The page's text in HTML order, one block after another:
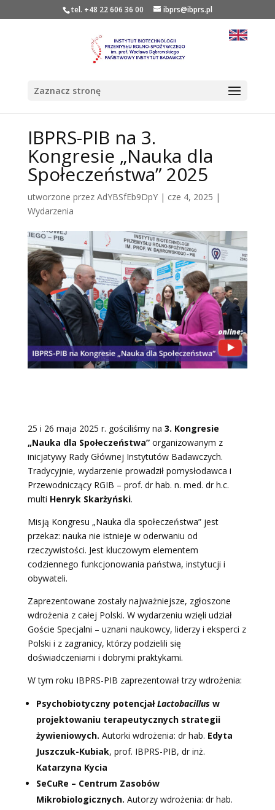
tel. +48 22 606 36 00 ibprs@ibprs.pl
Zaznacz stronę
IBPRS-PIB na 3.
Kongresie „Nauka dla
Społeczeństwa” 2025
utworzone przez AdYBSfEb9DpY| cze 4, 2025 |
Wydarzenia
25 i 26 maja 2025 r. gościliśmy na 3. Kongresie
„Nauka dla Społeczeństwa”organizowanym z
inicjatywy Rady Głównej Instytutów Badawczych.
Tradycyjnie, wydarzenie prowadził pomysłodawca i
Przewodniczący RGIB – prof. dr hab. n. med. dr h.c.
multi Henryk Skarżyński.
Misją Kongresu „Nauka dla społeczeństwa” jest
przekaz: nauka nie istnieje w oderwaniu od
rzeczywistości. Jest kluczowym elementem
codziennego funkcjonowania państwa, instytucji i
obywateli.
Zaprezentowane zostały najważniejsze, zgłoszone
wdrożenia z całej Polski. W wydarzeniu wzięli udział
Goście Specjalni – uznani naukowcy, liderzy i eksperci z
Polski i z zagranicy, którzy podzielili się
doświadczeniami i dobrymi praktykami.
W tym roku IBPRS-PIB zaprezentował trzy wdrożenia:
Psychobiotyczny potencjałLactobacillusw
projektowaniu terapeutycznych strategii
żywieniowych. Autorki wdrożenia: dr hab. Edyta
Juszczuk-Kubiak, prof. IBPRS-PIB, dr inż.
Katarzyna Kycia
SeCuRe – Centrum Zasobów
Mikrobiologicznych. Autorzy wdrożenia: dr hab.